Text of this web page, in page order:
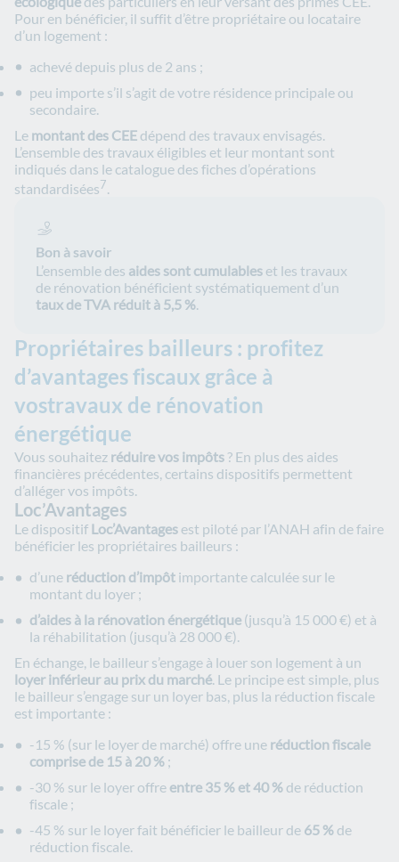
Pour en bénéficier, il suffit d’être propriétaire ou locataire
d’un logement :
achevé depuis plus de 2 ans ;
peu importe s’il s’agit de votre résidence principale ou
secondaire.
Le montant des CEE dépend des travaux envisagés.
L’ensemble des travaux éligibles et leur montant sont
indiqués dans le catalogue des fiches d’opérations
standardisées7.
Bon à savoir
L’ensemble des aides sont cumulables et les travaux
de rénovation bénéficient systématiquement d’un
taux de TVA réduit à 5,5 %.
Propriétaires bailleurs : profitez
d’avantages fiscaux grâce à
vostravaux de rénovation
énergétique
Vous souhaitez réduire vos impôts ? En plus des aides
financières précédentes, certains dispositifs permettent
d’alléger vos impôts.
Loc’Avantages
Le dispositif Loc’Avantages est piloté par l’ANAH afin de faire
bénéficier les propriétaires bailleurs :
d’une réduction d’impôt importante calculée sur le
montant du loyer ;
d’aides à la rénovation énergétique (jusqu’à 15 000 €) et à
la réhabilitation (jusqu’à 28 000 €).
En échange, le bailleur s’engage à louer son logement à un
loyer inférieur au prix du marché. Le principe est simple, plus
le bailleur s’engage sur un loyer bas, plus la réduction fiscale
est importante :
-15 % (sur le loyer de marché) offre une réduction fiscale
comprise de 15 à 20 % ;
-30 % sur le loyer offre entre 35 % et 40 % de réduction
fiscale ;
-45 % sur le loyer fait bénéficier le bailleur de 65 % de
réduction fiscale.